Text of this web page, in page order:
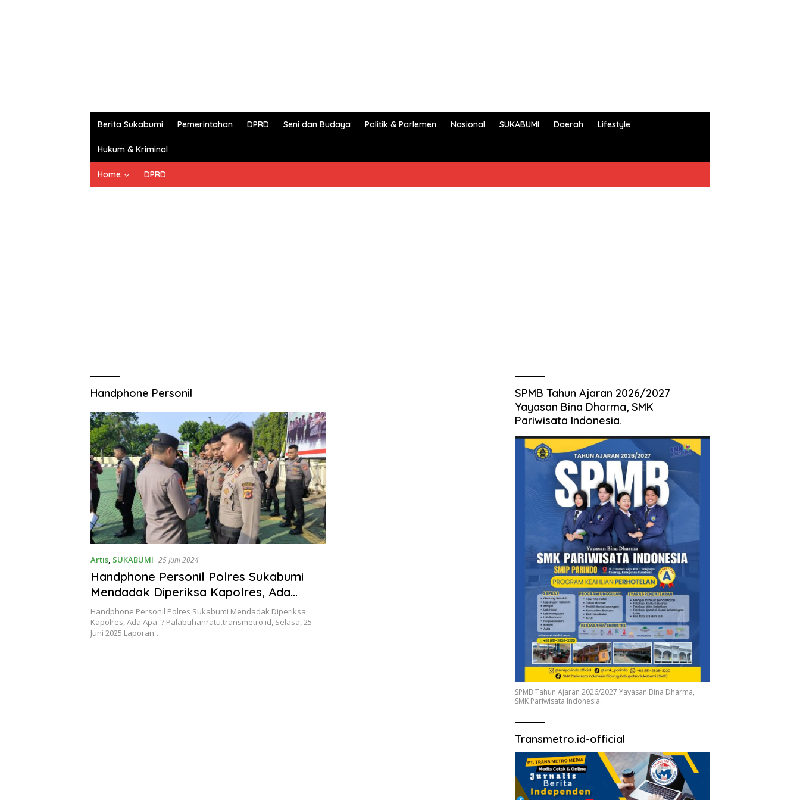
Berita Sukabumi Pemerintahan DPRD Seni dan Budaya Politik & Parlemen Nasional SUKABUMI Daerah Lifestyle
Hukum & Kriminal
Home DPRD
Handphone Personil
Artis, SUKABUMI 25 Juni 2024
Handphone Personil Polres Sukabumi
Mendadak Diperiksa Kapolres, Ada
Apa..?
Handphone Personil Polres Sukabumi Mendadak Diperiksa
Kapolres, Ada Apa..? Palabuhanratu.transmetro.id, Selasa, 25
Juni 2025 Laporan…
SPMB Tahun Ajaran 2026/2027
Yayasan Bina Dharma, SMK
Pariwisata Indonesia.
SPMB Tahun Ajaran 2026/2027 Yayasan Bina Dharma,
SMK Pariwisata Indonesia.
Transmetro.id-official